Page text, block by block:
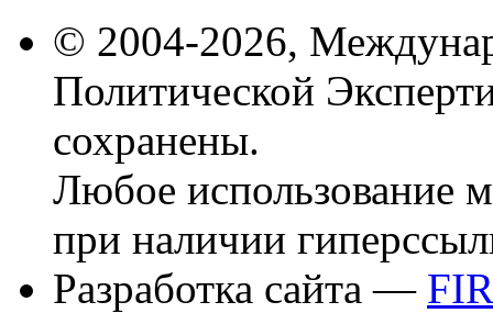
© 2004-2026,
Политической
сохранены.
Любое использование
при наличии
Разработка сайта —